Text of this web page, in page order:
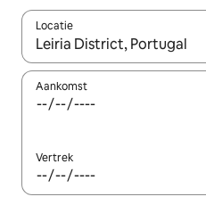
Locatie
Wanneer er suggesties
Aankomst
Vertrek